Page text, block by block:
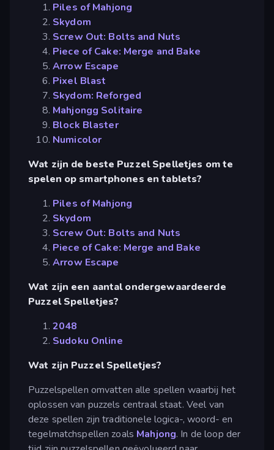
Piles of Mahjong
Skydom
Screw Out: Bolts and Nuts
Piece of Cake: Merge and Bake
Arrow Escape
Pixel Blast
Skydom: Reforged
Mahjongg Solitaire
Block Blaster
Numicolor
Wat zijn de beste Puzzel Spelletjes om te
spelen op smartphones en tablets?
Piles of Mahjong
Skydom
Screw Out: Bolts and Nuts
Piece of Cake: Merge and Bake
Arrow Escape
Wat zijn een aantal ondergewaardeerde
Puzzel Spelletjes?
2048
Sudoku Online
Wat zijn Puzzel Spelletjes?
Puzzelspellen omvatten alle spellen waarbij het
oplossen van puzzels centraal staat. Veel van
deze spellen zijn traditionele logica-, woord- en
tegelmatchspellen zoals Mahjong. In de loop der